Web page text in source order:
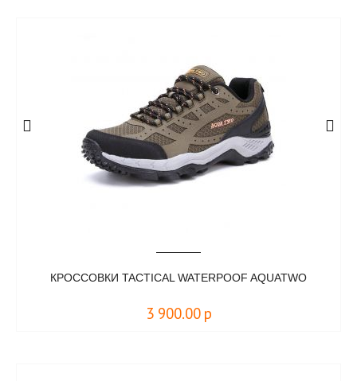
КРОССОВКИ TACTICAL WATERPOOF AQUATWO
3 900.00 р